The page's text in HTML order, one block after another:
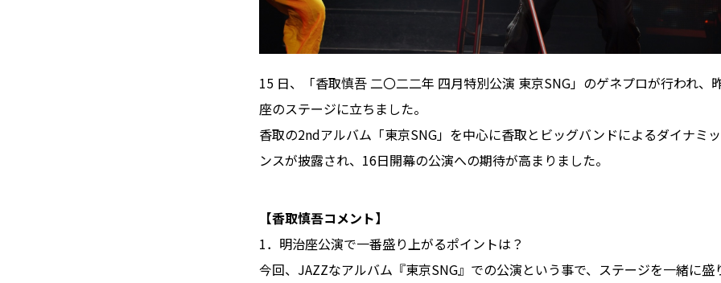
15 日、「香取慎吾 二〇二二年 四月特別公演 東京SNG」のゲネプロが行われ、
座のステージに立ちました。
香取の2ndアルバム「東京SNG」を中心に香取とビッグバンドによるダイナミ
ンスが披露され、16日開幕の公演への期待が高まりました。
【香取慎吾コメント】
1．明治座公演で一番盛り上がるポイントは？
今回、JAZZなアルバム『東京SNG』での公演という事で、ステージを一緒に盛